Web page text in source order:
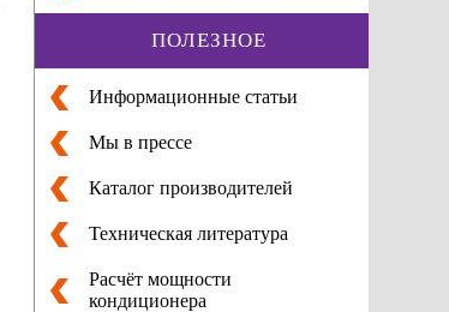
ПОЛЕЗНОЕ
Информационные статьи
Мы в прессе
Каталог производителей
Техническая литература
Расчёт мощности
кондиционера